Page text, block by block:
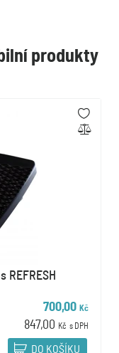
produkty
REFRESH
700,00 Kč
847,00 Kč s DPH
DO KOŠÍKU